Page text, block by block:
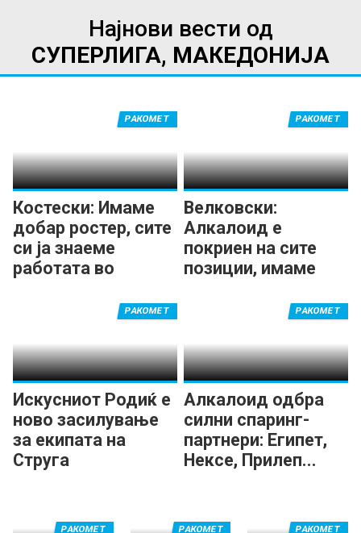
Најнови вести од
СУПЕРЛИГА, МАКЕДОНИЈА
Костески: Имаме
добар ростер, сите
си ја знаеме
работата во
РАКОМЕТ
Велковски:
Алкалоид е
покриен на сите
позиции, имаме
РАКОМЕТ
Искусниот Родиќ е
ново засилување
за екипата на
Струга
РАКОМЕТ
Алкалоид одбра
силни спаринг-
партнери: Египет,
Нексе, Прилеп...
РАКОМЕТ
РАКОМЕТ РАКОМЕТ РАКОМЕТ